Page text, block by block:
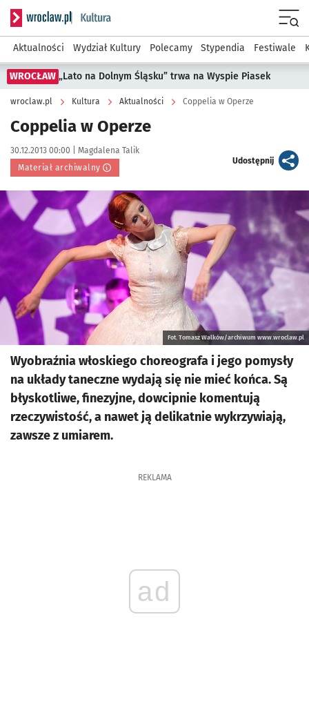
Serwis informacyjny wroclaw.pl podserwis: Kultura
Aktualności Wydział Kultury Polecamy Stypendia Festiwale
WROCŁAW „Lato na Dolnym Śląsku” trwa na Wyspie Piasek
wroclaw.pl Kultura Aktualności Coppelia w Operze
Coppelia w Operze
Data publikacji:
30.12.2013 00:00 | Autor:
Magdalena Talik
Materiał archiwalny
Udostępnijartykuł
Kliknij, aby powiększyć
Fot. Tomasz Walków/archiwum www.wroclaw.pl
Wyobraźnia włoskiego choreografa i jego pomysły
na układy taneczne wydają się nie mieć końca. Są
błyskotliwe, finezyjne, dowcipnie komentują
rzeczywistość, a nawet ją delikatnie wykrzywiają,
zawsze z umiarem.
REKLAMA
ad